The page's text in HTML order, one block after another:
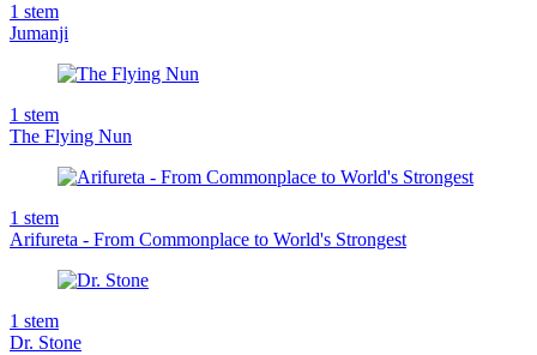
1 stem
Jumanji
1 stem
The Flying Nun
1 stem
Arifureta - From Commonplace to World's Strongest
1 stem
Dr. Stone